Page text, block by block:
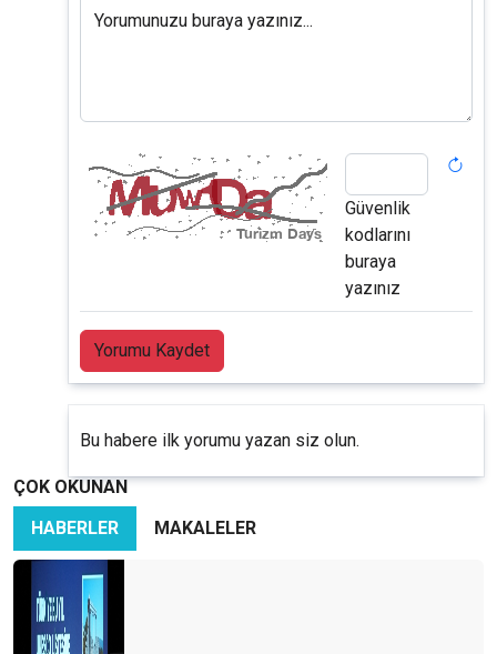
Yorumunuzu buraya yazınız...
Güvenlik
kodlarını
buraya
yazınız
Yorumu Kaydet
Bu habere ilk yorumu yazan siz olun.
ÇOK OKUNAN
HABERLER
MAKALELER